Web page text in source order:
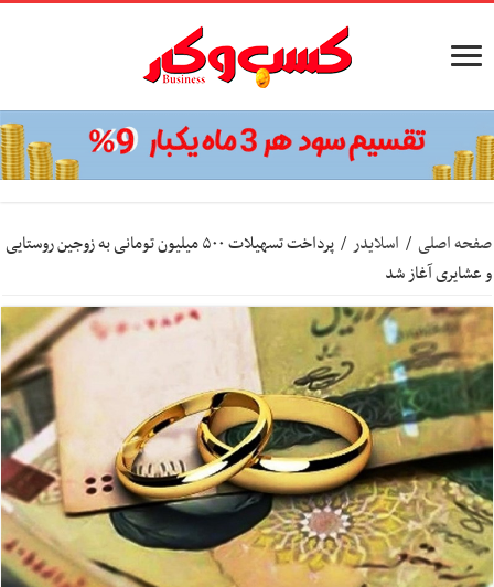
صفحه اصلی / اسلایدر /
پرداخت تسهیلات ۵۰۰ میلیون تومانی به زوجین روستایی
و عشایری آغاز شد